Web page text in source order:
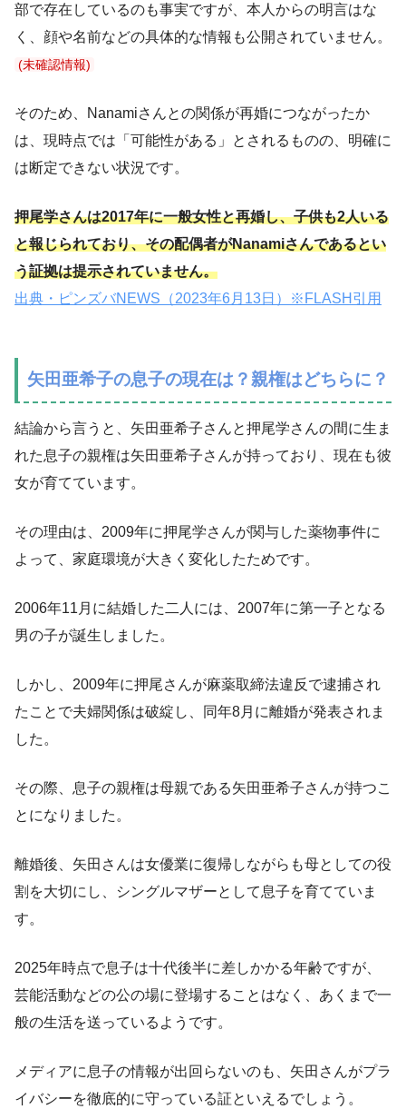
部で存在しているのも事実ですが、本人からの明言はな
く、顔や名前などの具体的な情報も公開されていません。
(未確認情報)
そのため、Nanamiさんとの関係が再婚につながったか
は、現時点では「可能性がある」とされるものの、明確に
は断定できない状況です。
押尾学さんは2017年に一般女性と再婚し、子供も2人いる
と報じられており、その配偶者がNanamiさんであるとい
う証拠は提示されていません。
出典・ピンズバNEWS（2023年6月13日）※FLASH引用
矢田亜希子の息子の現在は？親権はどちらに？
結論から言うと、矢田亜希子さんと押尾学さんの間に生ま
れた息子の親権は矢田亜希子さんが持っており、現在も彼
女が育てています。
その理由は、2009年に押尾学さんが関与した薬物事件に
よって、家庭環境が大きく変化したためです。
2006年11月に結婚した二人には、2007年に第一子となる
男の子が誕生しました。
しかし、2009年に押尾さんが麻薬取締法違反で逮捕され
たことで夫婦関係は破綻し、同年8月に離婚が発表されま
した。
その際、息子の親権は母親である矢田亜希子さんが持つこ
とになりました。
離婚後、矢田さんは女優業に復帰しながらも母としての役
割を大切にし、シングルマザーとして息子を育てていま
す。
2025年時点で息子は十代後半に差しかかる年齢ですが、
芸能活動などの公の場に登場することはなく、あくまで一
般の生活を送っているようです。
メディアに息子の情報が出回らないのも、矢田さんがプラ
イバシーを徹底的に守っている証といえるでしょう。